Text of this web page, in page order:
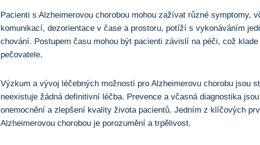
Pacienti s Alzheimerovou chorobou mohou zažívat různé symptomy,
komunikací, dezorientace v čase a prostoru, potíží s vykonáváním
chování. Postupem času mohou být pacienti závislí na péči, což
pečovatele.
Výzkum a vývoj léčebných možností pro Alzheimerovu chorobu jsou
neexistuje žádná definitivní léčba. Prevence a včasná diagnostika
onemocnění a zlepšení kvality života pacientů. Jedním z klíčových
Alzheimerovou chorobou je porozumění a trpělivost.